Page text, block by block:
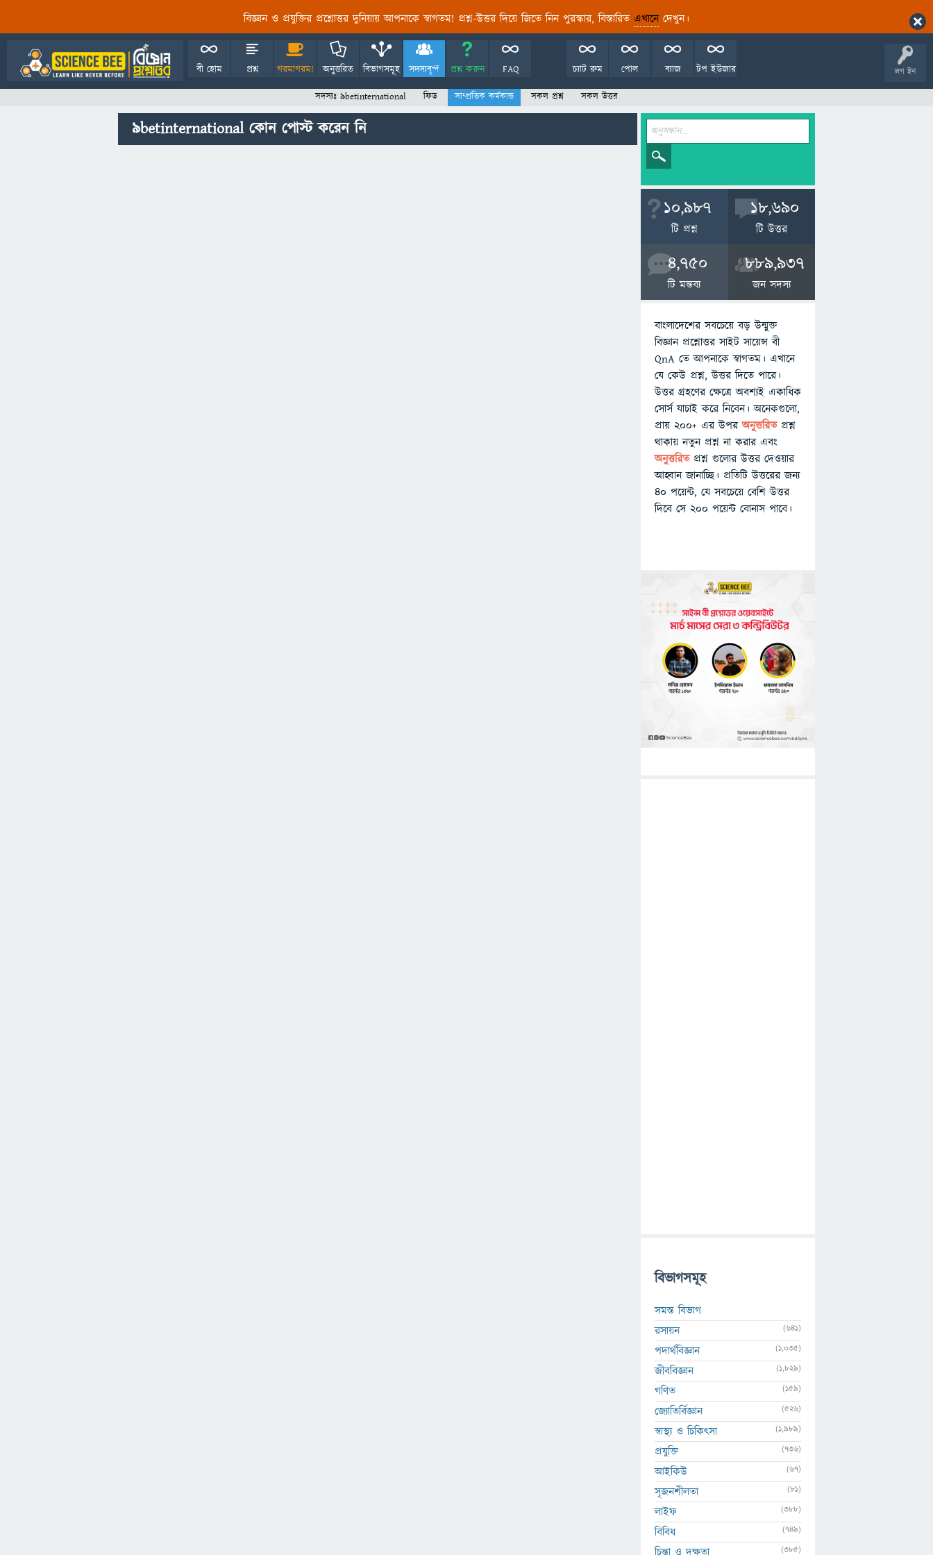
বিজ্ঞান ও প্রযুক্তির প্রশ্নোত্তর দুনিয়ায় আপনাকে স্বাগতম! প্রশ্ন-উত্তর দিয়ে জিতে নিন পুরস্কার, বিস্তারিত এখানেদেখুন।
লগ ইন
বী হোম প্রশ্ন গরমাগরম! অনুত্তরিত বিভাগসমূহ সদস্যবৃন্দ প্রশ্ন করুন FAQ টপ ইউজার
ব্যাজ
পোল
চ্যাট রুম
সদস্যঃ 9betinternational ফিড সাম্প্রতিক কর্মকান্ড সকল প্রশ্ন সকল উত্তর
9betinternational কোন পোস্ট করেন নি
10,987
টি প্রশ্ন
18,690
টি উত্তর
4,750
টি মন্তব্য
889,937
জন সদস্য
বাংলাদেশের সবচেয়ে বড় উন্মুক্ত
বিজ্ঞান প্রশ্নোত্তর সাইট সায়েন্স বী
QnA তে আপনাকে স্বাগতম। এখানে
যে কেউ প্রশ্ন, উত্তর দিতে পারে।
উত্তর গ্রহণের ক্ষেত্রে অবশ্যই একাধিক
সোর্স যাচাই করে নিবেন। অনেকগুলো,
প্রায় ২০০+ এর উপরঅনুত্তরিতপ্রশ্ন
থাকায় নতুন প্রশ্ন না করার এবং
অনুত্তরিত প্রশ্ন গুলোর উত্তর দেওয়ার
আহ্বান জানাচ্ছি। প্রতিটি উত্তরের জন্য
৪০ পয়েন্ট, যে সবচেয়ে বেশি উত্তর
দিবে সে ২০০ পয়েন্ট বোনাস পাবে।
বিভাগসমূহ
সমস্ত বিভাগ
রসায়ন
(641)
পদার্থবিজ্ঞান (1,035)
জীববিজ্ঞান (1,829)
গণিত (159)
জ্যোতির্বিজ্ঞান (526)
স্বাস্থ্য ও চিকিৎসা (1,989)
প্রযুক্তি (736)
আইকিউ (67)
সৃজনশীলতা (81)
লাইফ (388)
বিবিধ (749)
চিন্তা ও দক্ষতা (385)